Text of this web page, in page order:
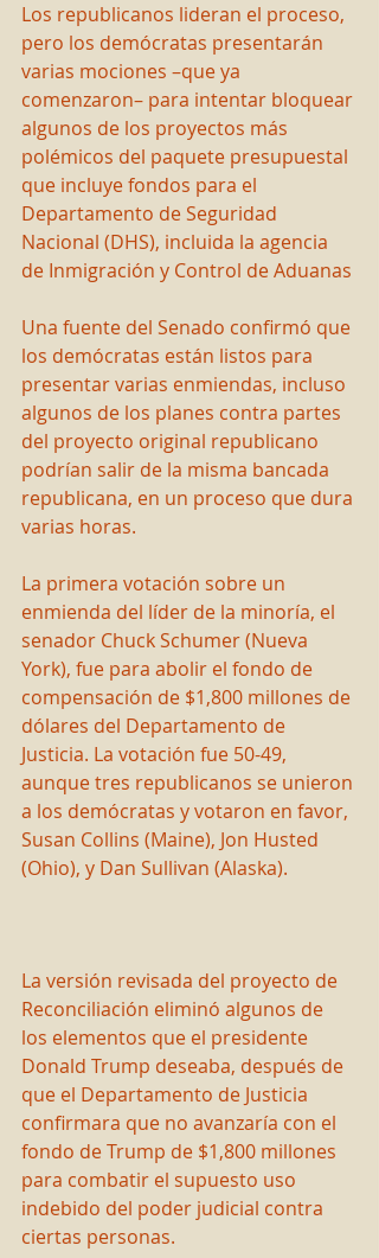
Los republicanos lideran el proceso,
pero los demócratas presentarán
varias mociones –que ya
comenzaron– para intentar bloquear
algunos de los proyectos más
polémicos del paquete presupuestal
que incluye fondos para el
Departamento de Seguridad
Nacional (DHS), incluida la agencia
de Inmigración y Control de Aduanas
Una fuente del Senado confirmó que
los demócratas están listos para
presentar varias enmiendas, incluso
algunos de los planes contra partes
del proyecto original republicano
podrían salir de la misma bancada
republicana, en un proceso que dura
varias horas.
La primera votación sobre un
enmienda del líder de la minoría, el
senador Chuck Schumer (Nueva
York), fue para abolir el fondo de
compensación de $1,800 millones de
dólares del Departamento de
Justicia. La votación fue 50-49,
aunque tres republicanos se unieron
a los demócratas y votaron en favor,
Susan Collins (Maine), Jon Husted
(Ohio), y Dan Sullivan (Alaska).
La versión revisada del proyecto de
Reconciliación eliminó algunos de
los elementos que el presidente
Donald Trump deseaba, después de
que el Departamento de Justicia
confirmara que no avanzaría con el
fondo de Trump de $1,800 millones
para combatir el supuesto uso
indebido del poder judicial contra
ciertas personas.